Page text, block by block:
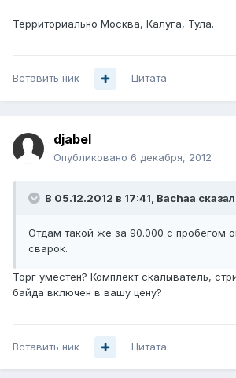
Территориально Москва, Калуга, Тула.
Вставить ник Цитата
djabel
Опубликовано 6 декабря, 2012
В 05.12.2012 в 17:41, Bachaa
Отдам такой же за 90.000 с пробегом
сварок.
Торг уместен? Комплект скалыватель,
байда включен в вашу цену?
Вставить ник Цитата